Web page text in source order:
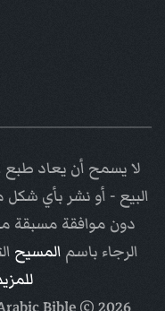
لا يسمح أن يعاد طبع
البيع - أو نشر بأي شكل
دون موافقة مسبقة
الرجاء باسم المسيح